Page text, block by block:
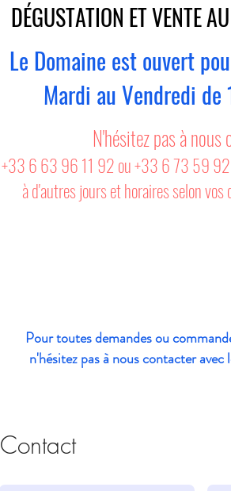
DÉGUSTATION ET VENTE
Le Domaine est ouvert
Mardi au Vendredi
N'hésitez pas à nous
+33 6 63 96 11 92 ou +33 6 73 59 92
à d'autres jours et horaires selon
Pour toutes demandes ou
n'hésitez pas à nous contacter
Contact